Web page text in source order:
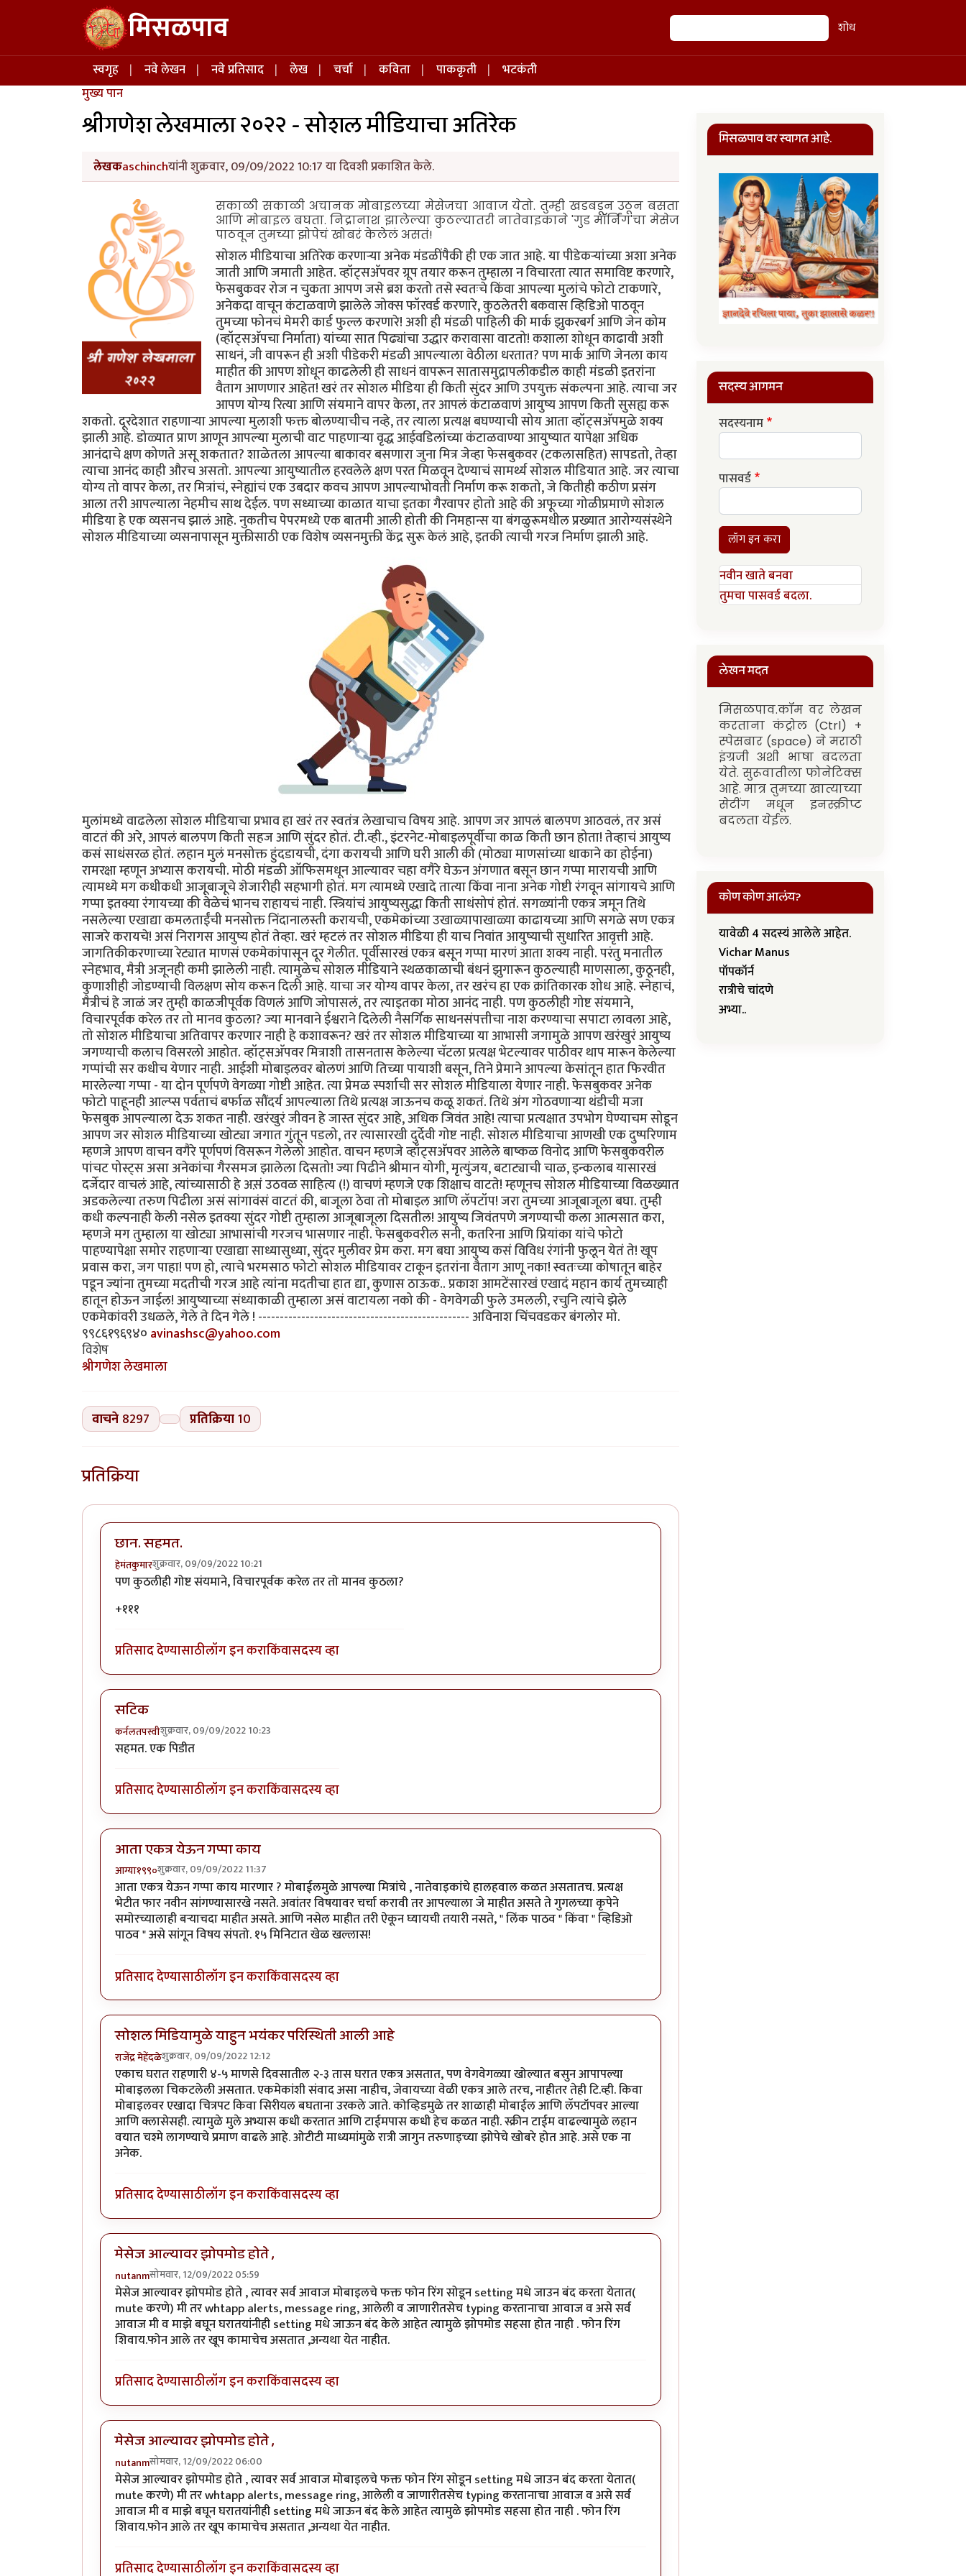
Skip to main content मिसळपाव शोध
शोध
Main navigation
स्वगृह नवे लेखन नवे प्रतिसाद लेख चर्चा कविता पाककृती
भटकंती
मुख्य पान
श्रीगणेश लेखमाला २०२२ - सोशल मीडियाचा अतिरेक
लेखकaschinchयांनी शुक्रवार, 09/09/2022 10:17 या दिवशी प्रकाशित केले.
सकाळी सकाळी अचानक मोबाइलच्या मेसेजचा आवाज येतो. तुम्ही खडबडून उठून बसता
आणि मोबाइल बघता. निद्रानाश झालेल्या कुठल्यातरी नातेवाइकाने 'गुड मॉर्निंग'चा मेसेज
पाठवून तुमच्या झोपेचं खोबरं केलेलं असतं!
सोशल मीडियाचा अतिरेक करणाऱ्या अनेक मंडळींपैकी ही एक जात आहे. या पीडेकऱ्यांच्या अशा अनेक
जाती आणि जमाती आहेत. व्हॉट्सअ‍ॅपवर ग्रूप तयार करून तुम्हाला न विचारता त्यात समाविष्ट करणारे,
फेसबुकवर रोज न चुकता आपण जसे ब्रश करतो तसे स्वतःचे किंवा आपल्या मुलांचे फोटो टाकणारे,
अनेकदा वाचून कंटाळवाणे झालेले जोक्स फॉरवर्ड करणारे, कुठलेतरी बकवास व्हिडिओ पाठवून
तुमच्या फोनचं मेमरी कार्ड फुल्ल करणारे! अशी ही मंडळी पाहिली की मार्क झुकरबर्ग आणि जेन कोम
(व्हॉट्सअ‍ॅपचा निर्माता) यांच्या सात पिढ्यांचा उद्धार करावासा वाटतो! कशाला शोधून काढावी अशी
साधनं, जी वापरून ही अशी पीडेकरी मंडळी आपल्याला वेठीला धरतात? पण मार्क आणि जेनला काय
माहीत की आपण शोधून काढलेली ही साधनं वापरून सातासमुद्रापलीकडील काही मंडळी इतरांना
वैताग आणणार आहेत! खरं तर सोशल मीडिया ही किती सुंदर आणि उपयुक्त संकल्पना आहे. त्याचा जर
आपण योग्य रित्या आणि संयमाने वापर केला, तर आपलं कंटाळवाणं आयुष्य आपण किती सुसह्य करू
शकतो. दूरदेशात राहणाऱ्या आपल्या मुलाशी फक्त बोलण्याचीच नव्हे, तर त्याला प्रत्यक्ष बघण्याची सोय आता व्हॉट्सअ‍ॅपमुळे शक्य
झाली आहे. डोळ्यात प्राण आणून आपल्या मुलाची वाट पाहणाऱ्या वृद्ध आईवडिलांच्या कंटाळवाण्या आयुष्यात यापेक्षा अधिक
आनंदाचे क्षण कोणते असू शकतात? शाळेतला आपल्या बाकावर बसणारा जुना मित्र जेव्हा फेसबुकवर (टकलासहित) सापडतो, तेव्हा
त्याचा आनंद काही औरच असतो. आपल्या आयुष्यातील हरवलेले क्षण परत मिळवून देण्याचं सामर्थ्य सोशल मीडियात आहे. जर त्याचा
योग्य तो वापर केला, तर मित्रांचं, स्नेह्यांचं एक उबदार कवच आपण आपल्याभोवती निर्माण करू शकतो, जे कितीही कठीण प्रसंग
आला तरी आपल्याला नेहमीच साथ देईल. पण सध्याच्या काळात याचा इतका गैरवापर होतो आहे की अफूच्या गोळीप्रमाणे सोशल
मीडिया हे एक व्यसनच झालं आहे. नुकतीच पेपरमध्ये एक बातमी आली होती की निमहान्स या बंगळुरूमधील प्रख्यात आरोग्यसंस्थेने
सोशल मीडियाच्या व्यसनापासून मुक्तीसाठी एक विशेष व्यसनमुक्ती केंद्र सुरू केलं आहे, इतकी त्याची गरज निर्माण झाली आहे.
मुलांमध्ये वाढलेला सोशल मीडियाचा प्रभाव हा खरं तर स्वतंत्र लेखाचाच विषय आहे. आपण जर आपलं बालपण आठवलं, तर असं
वाटतं की अरे, आपलं बालपण किती सहज आणि सुंदर होतं. टी.व्ही., इंटरनेट-मोबाइलपूर्वीचा काळ किती छान होता! तेव्हाचं आयुष्य
कसं साधंसरळ होतं. लहान मुलं मनसोक्त हुंदडायची, दंगा करायची आणि घरी आली की (मोठ्या माणसांच्या धाकाने का होईना)
रामरक्षा म्हणून अभ्यास करायची. मोठी मंडळी ऑफिसमधून आल्यावर चहा वगैरे घेऊन अंगणात बसून छान गप्पा मारायची आणि
त्यामध्ये मग कधीकधी आजूबाजूचे शेजारीही सहभागी होतं. मग त्यामध्ये एखादे तात्या किंवा नाना अनेक गोष्टी रंगवून सांगायचे आणि
गप्पा इतक्या रंगायच्या की वेळेचं भानच राहायचं नाही. स्त्रियांचं आयुष्यसुद्धा किती साधंसोपं होतं. सगळ्यांनी एकत्र जमून तिथे
नसलेल्या एखाद्या कमलताईंची मनसोक्त निंदानालस्ती करायची, एकमेकांच्या उखाळ्यापाखाळ्या काढायच्या आणि सगळे सण एकत्र
साजरे करायचे! असं निरागस आयुष्य होतं तेव्हा. खरं म्हटलं तर सोशल मीडिया ही याच निवांत आयुष्याची सुधारित आवृत्ती आहे.
जागतिकीकरणाच्या रेट्यात माणसं एकमेकांपासून दूर गेलीत. पूर्वीसारखं एकत्र बसून गप्पा मारणं आता शक्य नाही. परंतु मनातील
स्नेहभाव, मैत्री अजूनही कमी झालेली नाही. त्यामुळेच सोशल मीडियाने स्थळकाळाची बंधनं झुगारून कुठल्याही माणसाला, कुठूनही,
कुणाशीही जोडण्याची विलक्षण सोय करून दिली आहे. याचा जर योग्य वापर केला, तर खरंच हा एक क्रांतिकारक शोध आहे. स्नेहाचं,
मैत्रीचं हे जाळं जर तुम्ही काळजीपूर्वक विणलं आणि जोपासलं, तर त्याइतका मोठा आनंद नाही. पण कुठलीही गोष्ट संयमाने,
विचारपूर्वक करेल तर तो मानव कुठला? ज्या मानवाने ईश्वराने दिलेली नैसर्गिक साधनसंपत्तीचा नाश करण्याचा सपाटा लावला आहे,
तो सोशल मीडियाचा अतिवापर करणार नाही हे कशावरून? खरं तर सोशल मीडियाच्या या आभासी जगामुळे आपण खरंखुरं आयुष्य
जगण्याची कलाच विसरलो आहोत. व्हॉट्सअ‍ॅपवर मित्राशी तासनतास केलेल्या चॅटला प्रत्यक्ष भेटल्यावर पाठीवर थाप मारून केलेल्या
गप्पांची सर कधीच येणार नाही. आईशी मोबाइलवर बोलणं आणि तिच्या पायाशी बसून, तिने प्रेमाने आपल्या केसांतून हात फिरवीत
मारलेल्या गप्पा - या दोन पूर्णपणे वेगळ्या गोष्टी आहेत. त्या प्रेमळ स्पर्शाची सर सोशल मीडियाला येणार नाही. फेसबुकवर अनेक
फोटो पाहूनही आल्प्स पर्वताचं बर्फाळ सौंदर्य आपल्याला तिथे प्रत्यक्ष जाऊनच कळू शकतं. तिथे अंग गोठवणाऱ्या थंडीची मजा
फेसबुक आपल्याला देऊ शकत नाही. खरंखुरं जीवन हे जास्त सुंदर आहे, अधिक जिवंत आहे! त्याचा प्रत्यक्षात उपभोग घेण्याचम सोडून
आपण जर सोशल मीडियाच्या खोट्या जगात गुंतून पडलो, तर त्यासारखी दुर्देवी गोष्ट नाही. सोशल मीडियाचा आणखी एक दुष्परिणाम
म्हणजे आपण वाचन वगैरे पूर्णपणं विसरून गेलेलो आहोत. वाचन म्हणजे व्हॉट्सअ‍ॅपवर आलेले बाष्कळ विनोद आणि फेसबुकवरील
पांचट पोस्ट्स असा अनेकांचा गैरसमज झालेला दिसतो! ज्या पिढीने श्रीमान योगी, मृत्युंजय, बटाट्याची चाळ, इन्कलाब यासारखं
दर्जेदार वाचलं आहे, त्यांच्यासाठी हे अस़ं उठवळ साहित्य (!) वाचणं म्हणजे एक शिक्षाच वाटते! म्हणूनच सोशल मीडियाच्या विळख्यात
अडकलेल्या तरुण पिढीला असं सांगावंसं वाटतं की, बाजूला ठेवा तो मोबाइल आणि लॅपटॉप! जरा तुमच्या आजूबाजूला बघा. तुम्ही
कधी कल्पनाही केली नसेल इतक्या सुंदर गोष्टी तुम्हाला आजूबाजूला दिसतील! आयुष्य जिवंतपणे जगण्याची कला आत्मसात करा,
म्हणजे मग तुम्हाला या खोट्या आभासांची गरजच भासणार नाही. फेसबुकवरील सनी, कतरिना आणि प्रियांका यांचे फोटो
पाहण्यापेक्षा समोर राहणाऱ्या एखाद्या साध्यासुध्या, सुंदर मुलीवर प्रेम करा. मग बघा आयुष्य कसं विविध रंगांनी फुलून येतं ते! खूप
प्रवास करा, जग पाहा! पण हो, त्याचे भरमसाठ फोटो सोशल मीडियावर टाकून इतरांना वैताग आणू नका! स्वतःच्या कोषातून बाहेर
पडून ज्यांना तुमच्या मदतीची गरज आहे त्यांना मदतीचा हात द्या, कुणास ठाऊक.. प्रकाश आमटेंसारखं एखादं महान कार्य तुमच्याही
हातून होऊन जाईल! आयुष्याच्या संध्याकाळी तुम्हाला असं वाटायला नको की - वेगवेगळी फुले उमलली, रचुनि त्यांचे झेले
एकमेकांवरी उधळले, गेले ते दिन गेले ! ------------------------------------------------- अविनाश चिंचवडकर बंगलोर मो.
९९८६१९६९४०avinashsc@yahoo.com
विशेष
श्रीगणेश लेखमाला
वाचने 8297 प्रतिक्रिया10
प्रतिक्रिया
छान. सहमत.
हेमंतकुमारशुक्रवार, 09/09/2022 10:21
पण कुठलीही गोष्ट संयमाने, विचारपूर्वक करेल तर तो मानव कुठला?
+१११
प्रतिसाद देण्यासाठीलॉग इन कराकिंवासदस्य व्हा
सटिक
कर्नलतपस्वीशुक्रवार, 09/09/2022 10:23
सहमत. एक पिडीत
प्रतिसाद देण्यासाठीलॉग इन कराकिंवासदस्य व्हा
आता एकत्र येऊन गप्पा काय
आग्या१९९०शुक्रवार, 09/09/2022 11:37
आता एकत्र येऊन गप्पा काय मारणार ? मोबाईलमुळे आपल्या मित्रांचे , नातेवाइकांचे हालहवाल कळत असतातच. प्रत्यक्ष
भेटीत फार नवीन सांगण्यासारखे नसते. अवांतर विषयावर चर्चा करावी तर आपल्याला जे माहीत असते ते गुगलच्या कृपेने
समोरच्यालाही बऱ्याचदा माहीत असते. आणि नसेल माहीत तरी ऐकून घ्यायची तयारी नसते, " लिंक पाठव " किंवा " व्हिडिओ
पाठव " असे सांगून विषय संपतो. १५ मिनिटात खेळ खल्लास!
प्रतिसाद देण्यासाठीलॉग इन कराकिंवासदस्य व्हा
सोशल मिडियामुळे याहुन भयंकर परिस्थिती आली आहे
राजेंद्र मेहेंदळेशुक्रवार, 09/09/2022 12:12
एकाच घरात राहणारी ४-५ माणसे दिवसातील २-३ तास घरात एकत्र असतात, पण वेगवेगळ्या खोल्यात बसुन आपापल्या
मोबाइलला चिकटलेली असतात. एकमेकांशी संवाद असा नाहीच, जेवायच्या वेळी एकत्र आले तरच, नाहीतर तेही टि.व्ही. किवा
मोबाइलवर एखादा चित्रपट किवा सिरीयल बघताना उरकले जाते. कोव्हिडमुळे तर शाळाही मोबाईल आणि लॅपटॉपवर आल्या
आणि क्लासेसही. त्यामुळे मुले अभ्यास कधी करतात आणि टाईमपास कधी हेच कळत नाही. स्क्रीन टाईम वाढल्यामुळे लहान
वयात चश्मे लागण्याचे प्रमाण वाढले आहे. ओटीटी माध्यमांमुळे रात्री जागुन तरुणाइच्या झोपेचे खोबरे होत आहे. असे एक ना
अनेक.
प्रतिसाद देण्यासाठीलॉग इन कराकिंवासदस्य व्हा
मेसेज आल्यावर झोपमोड होते ,
nutanmसोमवार, 12/09/2022 05:59
मेसेज आल्यावर झोपमोड होते , त्यावर सर्व आवाज मोबाइलचे फक्त फोन रिंग सोडून setting मधे जाउन बंद करता येतात(
mute करणे) मी तर whtapp alerts, message ring, आलेली व जाणारीतसेच typing करतानाचा आवाज व असे सर्व
आवाज मी व माझे बघून घरातयांनीही setting मधे जाऊन बंद केले आहेत त्यामुळे झोपमोड सहसा होत नाही . फोन रिंग
शिवाय.फोन आले तर खूप कामाचेच असतात ,अन्यथा येत नाहीत.
प्रतिसाद देण्यासाठीलॉग इन कराकिंवासदस्य व्हा
मेसेज आल्यावर झोपमोड होते ,
nutanmसोमवार, 12/09/2022 06:00
मेसेज आल्यावर झोपमोड होते , त्यावर सर्व आवाज मोबाइलचे फक्त फोन रिंग सोडून setting मधे जाउन बंद करता येतात(
mute करणे) मी तर whtapp alerts, message ring, आलेली व जाणारीतसेच typing करतानाचा आवाज व असे सर्व
आवाज मी व माझे बघून घरातयांनीही setting मधे जाऊन बंद केले आहेत त्यामुळे झोपमोड सहसा होत नाही . फोन रिंग
शिवाय.फोन आले तर खूप कामाचेच असतात ,अन्यथा येत नाहीत.
प्रतिसाद देण्यासाठीलॉग इन कराकिंवासदस्य व्हा
मिसळपाव वर स्वागत आहे.
सदस्य आगमन
सदस्यनाम
पासवर्ड
लॉग इन करा
नवीन खाते बनवा
तुमचा पासवर्ड बदला.
लेखन मदत
मिसळपाव.कॉम वर लेखन
करताना कंट्रोल (Ctrl) +
स्पेसबार (space) ने मराठी
इंग्रजी अशी भाषा बदलता
येते. सुरूवातीला फोनेटिक्स
आहे. मात्र तुमच्या खात्याच्या
सेटींग मधून इनस्क्रीप्ट
बदलता येईल.
कोण कोण आलंय?
यावेळी 4 सदस्यं आलेले आहेत.
Vichar Manus
पॉपकॉर्न
रात्रीचे चांदणे
अभ्या..